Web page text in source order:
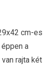
cm-es
a
rajta két